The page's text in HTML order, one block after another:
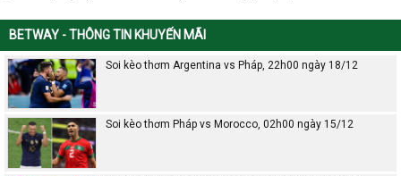
BETWAY - THÔNG TIN KHUYẾN MÃI
Soi kèo thơm Argentina vs Pháp, 22h00 ngày 18/12
Soi kèo thơm Pháp vs Morocco, 02h00 ngày 15/12